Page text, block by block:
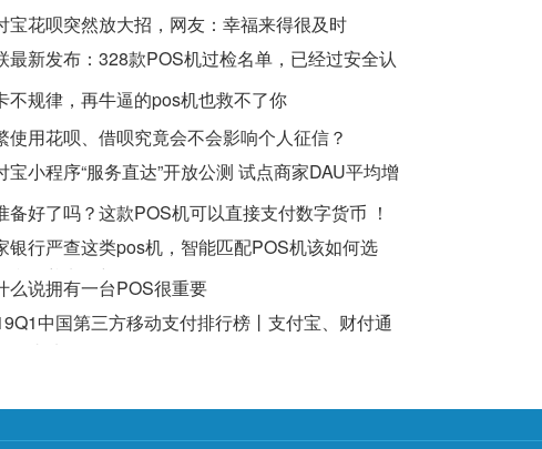
宝花呗突然放大招，网友：幸福来得很及时
最新发布：328款POS机过检名单，已经过安全认
不规律，再牛逼的pos机也救不了你
使用花呗、借呗究竟会不会影响个人征信？
宝小程序“服务直达”开放公测 试点商家DAU平均增
备好了吗？这款POS机可以直接支付数字货币 ！
银行严查这类pos机，智能匹配POS机该如何选
利于养卡提额
么说拥有一台POS很重要
中国第三方移动支付排行榜丨支付宝、财付通
领头地位